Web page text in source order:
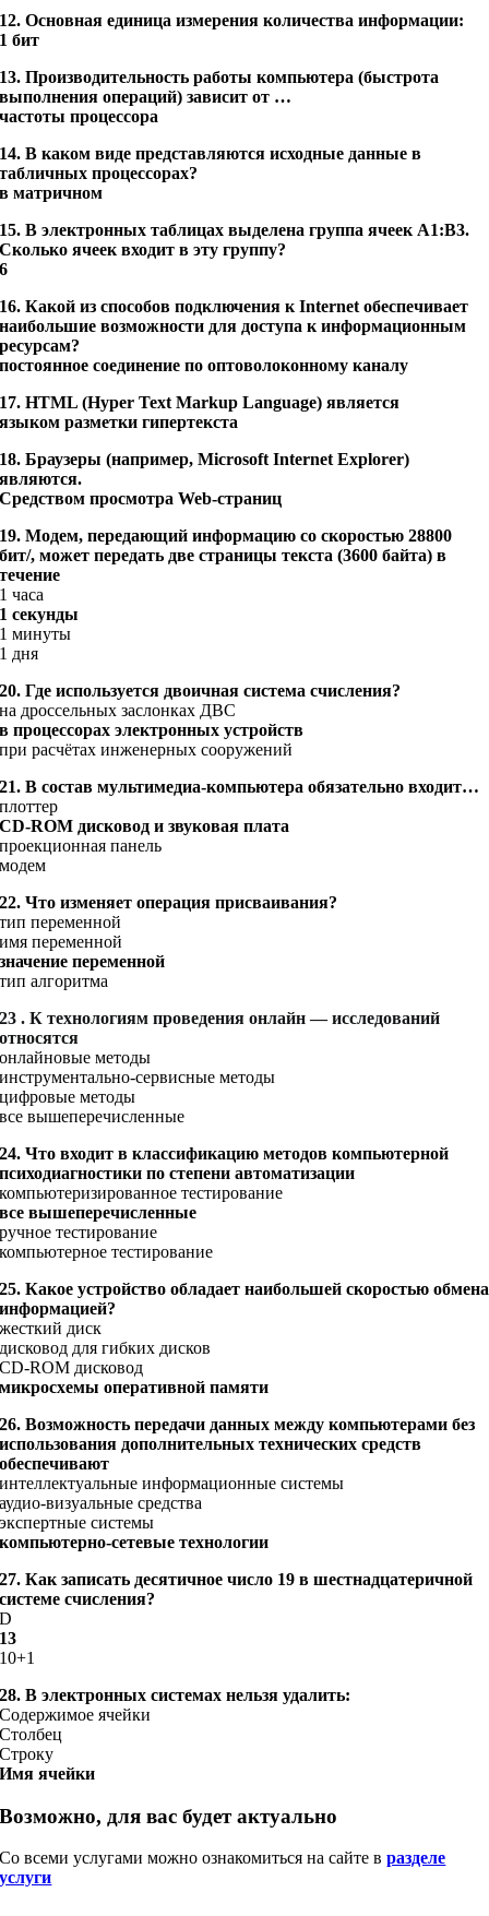
12. Основная единица измерения количества информации:
1 бит
13. Производительность работы компьютера (быстрота
выполнения операций) зависит от …
частоты процессора
14. В каком виде представляются исходные данные в
табличных процессорах?
в матричном
15. В электронных таблицах выделена группа ячеек A1:B3.
Сколько ячеек входит в эту группу?
6
16. Какой из способов подключения к Internet обеспечивает
наибольшие возможности для доступа к информационным
ресурсам?
постоянное соединение по оптоволоконному каналу
17. HTML (Hyper Text Markup Language) является
языком разметки гипертекста
18. Браузеры (например, Microsoft Internet Explorer)
являются.
Средством просмотра Web-страниц
19. Модем, передающий информацию со скоростью 28800
бит/, может передать две страницы текста (3600 байта) в
течение
1 часа
1 секунды
1 минуты
1 дня
20. Где используется двоичная система счисления?
на дроссельных заслонках ДВС
в процессорах электронных устройств
при расчётах инженерных сооружений
21. В состав мультимедиа-компьютера обязательно входит…
плоттер
CD-ROM дисковод и звуковая плата
проекционная панель
модем
22. Что изменяет операция присваивания?
тип переменной
имя переменной
значение переменной
тип алгоритма
23 . К технологиям проведения онлайн — исследований
относятся
онлайновые методы
инструментально-сервисные методы
цифровые методы
все вышеперечисленные
24. Что входит в классификацию методов компьютерной
психодиагностики по степени автоматизации
компьютеризированное тестирование
все вышеперечисленные
ручное тестирование
компьютерное тестирование
25. Какое устройство обладает наибольшей скоростью обмена
информацией?
жесткий диск
дисковод для гибких дисков
CD-ROM дисковод
микросхемы оперативной памяти
26. Возможность передачи данных между компьютерами без
использования дополнительных технических средств
обеспечивают
интеллектуальные информационные системы
аудио-визуальные средства
экспертные системы
компьютерно-сетевые технологии
27. Как записать десятичное число 19 в шестнадцатеричной
системе счисления?
D
13
10+1
28. В электронных системах нельзя удалить:
Содержимое ячейки
Столбец
Строку
Имя ячейки
Возможно, для вас будет актуально
Со всеми услугами можно ознакомиться на сайте вразделе
услуги